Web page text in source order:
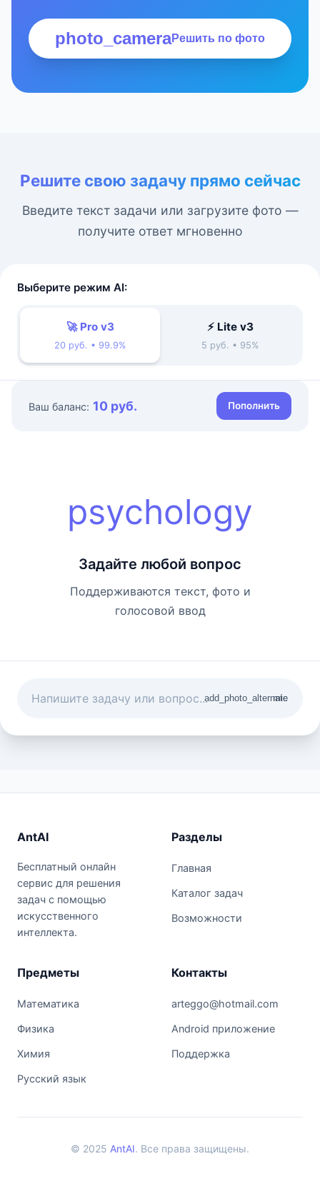
photo_cameraРешить по фото
Решите свою задачу прямо сейчас
Введите текст задачи или загрузите фото —
получите ответ мгновенно
Выберите режим AI:
🚀 Pro v3
20 руб. • 99.9%
⚡ Lite v3
5 руб. • 95%
Ваш баланс: 10 руб. Пополнить
psychology
Задайте любой вопрос
Поддерживаются текст, фото и
голосовой ввод
add_photo_alternate
mic
AntAI
Бесплатный онлайн
сервис для решения
задач с помощью
искусственного
интеллекта.
Разделы
Главная
Каталог задач
Возможности
Предметы
Математика
Физика
Химия
Русский язык
Контакты
arteggo@hotmail.com
Android приложение
Поддержка
© 2025 AntAI. Все права защищены.